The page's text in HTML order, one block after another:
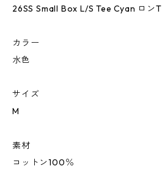
26SS Small Box L/S Tee Cyan ロンT
カラー
水色
サイズ
M
素材
コットン100％